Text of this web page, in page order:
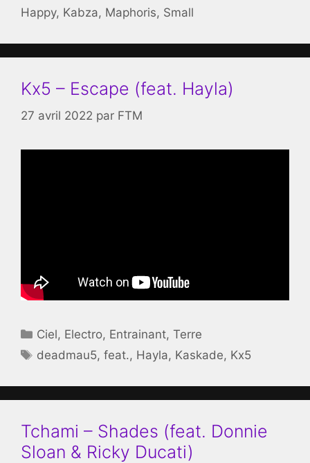
Happy, Kabza, Maphoris, Small
Kx5 – Escape (feat. Hayla)
27 avril 2022 par FTM
Catégories
Ciel, Electro, Entrainant,Terre
Étiquettes
deadmau5,feat., Hayla, Kaskade, Kx5
Tchami – Shades (feat. Donnie
Sloan & Ricky Ducati)